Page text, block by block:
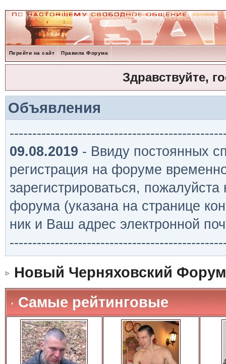
Перейти на сайт Правила Форума
Здравствуйте,
Объявления
09.08.2019 - Ввиду постоянных
регистрация на форуме
зарегистрироваться,
форума (указана на странице
ник и Ваш адрес электронной
Новый Черняховский Форум
Самые рейтинговые